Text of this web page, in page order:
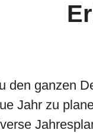
den ganzen
Jahr zu